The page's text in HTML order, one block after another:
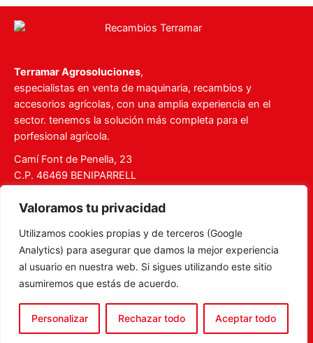
Valoramos tu privacidad
Utilizamos cookies propias y de terceros (Google
Analytics) para asegurar que damos la mejor experiencia
al usuario en nuestra web. Si sigues utilizando este sitio
asumiremos que estás de acuerdo.
Personalizar Rechazar todo Aceptar todo
Terramar Agrosoluciones,
especialistas en venta de maquinaria, recambios y
accesorios agrícolas, con una amplia experiencia en el
sector. tenemos la solución más completa para el
porfesional agrícola.
Camí Font de Penella, 23
C.P. 46469 BENIPARRELL
ventas@recambiosterramar.com
Mi Cuenta
Carrito
Aviso legal
Política de privacidad
Política de Cookies